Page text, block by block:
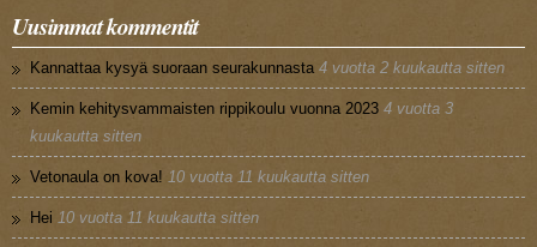
Uusimmat kommentit
Kannattaa kysyä suoraan seurakunnasta 4 vuotta 2 kuukautta sitten
Kemin kehitysvammaisten rippikoulu vuonna 2023 4 vuotta 3
kuukautta sitten
Vetonaula on kova! 10 vuotta 11 kuukautta sitten
Hei 10 vuotta 11 kuukautta sitten